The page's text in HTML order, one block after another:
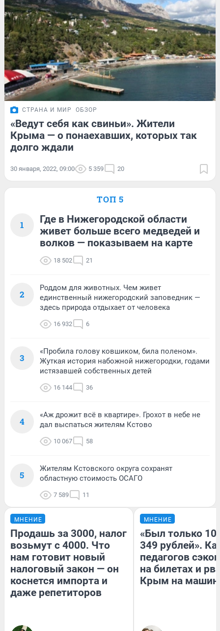
СТРАНА И МИР ОБЗОР
«Ведут себя как свиньи». Жители
Крыма — о понаехавших, которых так
долго ждали
30 января, 2022, 09:00 5 359 20
ТОП 5
1
Где в Нижегородской области
живет больше всего медведей и
волков — показываем на карте
18 502 21
2
Роддом для животных. Чем живет
единственный нижегородский заповедник —
здесь природа отдыхает от человека
16 932 6
3
«Пробила голову ковшиком, била поленом».
Жуткая история набожной нижегородки, годами
истязавшей собственных детей
16 144 36
4
«Аж дрожит всё в квартире». Грохот в небе не
дал выспаться жителям Кстово
10 067 58
5
Жителям Кстовского округа сохранят
областную стоимость ОСАГО
7 589 11
МНЕНИЕ
Продашь за 3000, налог
возьмут с 4000. Что
нам готовит новый
налоговый закон — он
коснется импорта и
даже репетиторов
МНЕНИЕ
«Был только
349 рублей».
педагогов
на билетах и
Крым на